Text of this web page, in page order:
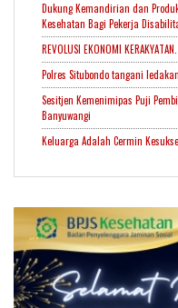
Dukung Kemandirian dan
Kesehatan Bagi Pekerja
REVOLUSI EKONOMI
Polres Situbondo tangani
Sesitjen Kemenimipas Puji
Banyuwangi
Keluarga Adalah Cermin